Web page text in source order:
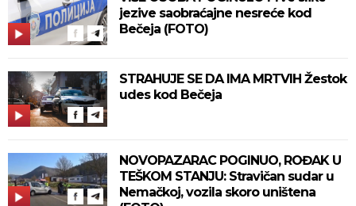
jezive saobraćajne nesreće kod
Bečeja (FOTO)
STRAHUJE SE DA IMA MRTVIH Žestok
udes kod Bečeja
NOVOPAZARAC POGINUO, ROĐAK U
TEŠKOM STANJU: Stravičan sudar u
Nemačkoj, vozila skoro uništena